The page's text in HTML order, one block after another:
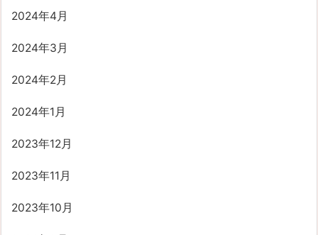
2024年4月
2024年3月
2024年2月
2024年1月
2023年12月
2023年11月
2023年10月